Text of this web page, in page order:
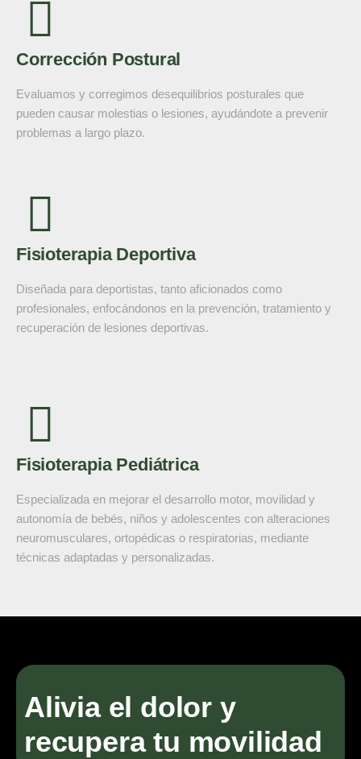
Corrección Postural
Evaluamos y corregimos desequilibrios posturales que
pueden causar molestias o lesiones, ayudándote a prevenir
problemas a largo plazo.
Fisioterapia Deportiva
Diseñada para deportistas, tanto aficionados como
profesionales, enfocándonos en la prevención, tratamiento y
recuperación de lesiones deportivas.
Fisioterapia Pediátrica
Especializada en mejorar el desarrollo motor, movilidad y
autonomía de bebés, niños y adolescentes con alteraciones
neuromusculares, ortopédicas o respiratorias, mediante
técnicas adaptadas y personalizadas.
Alivia el dolor y
recupera tu movilidad